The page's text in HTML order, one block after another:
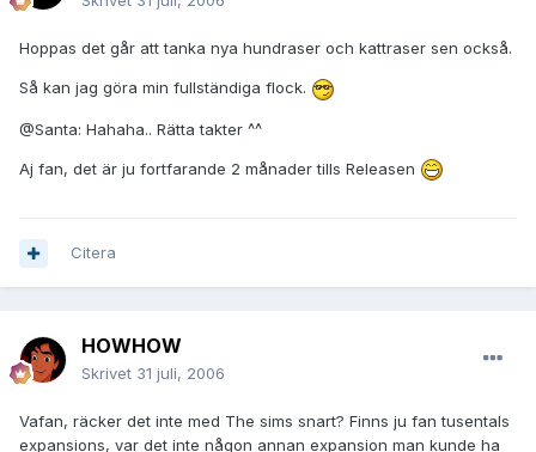
Hoppas det går att tanka nya hundraser och kattraser sen också.
Så kan jag göra min fullständiga flock.
@Santa: Hahaha.. Rätta takter ^^
Aj fan, det är ju fortfarande 2 månader tills Releasen
Citera
HOWHOW
Skrivet 31 juli, 2006
Vafan, räcker det inte med The sims snart? Finns ju fan tusentals
expansions, var det inte någon annan expansion man kunde ha